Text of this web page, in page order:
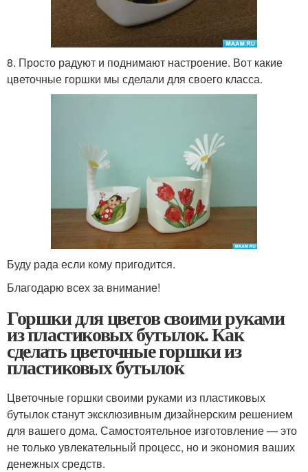
8. Просто радуют и поднимают настроение. Вот какие
цветочные горшки мы сделали для своего класса.
Буду рада если кому пригодится.
Благодарю всех за внимание!
Горшки для цветов своими руками
из пластиковых бутылок. Как
сделать цветочные горшки из
пластиковых бутылок
Цветочные горшки своими руками из пластиковых
бутылок станут эксклюзивным дизайнерским решением
для вашего дома. Самостоятельное изготовление — это
не только увлекательный процесс, но и экономия ваших
денежных средств.